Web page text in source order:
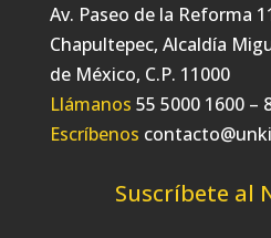
Av. Paseo de la Reforma
Chapultepec, Alcaldía
de México, C.P. 11000
Llámanos 55 5000 1600 –
Escríbenos
Suscríbete al